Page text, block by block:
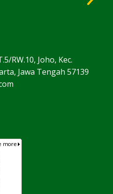
RW.10, Joho, Kec.
Jawa Tengah 57139